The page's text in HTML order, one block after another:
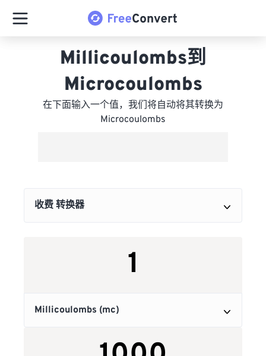
Millicoulombs到
Microcoulombs
在下面输入一个值，我们将自动将其转换为
Microcoulombs